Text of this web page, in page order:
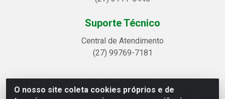
O nosso site coleta cookies próprios e de
Suporte Técnico
Central de Atendimento
(27) 99769-7181
Linhavix Distribuidora LTDA - Avenida Alegre, 2521 -